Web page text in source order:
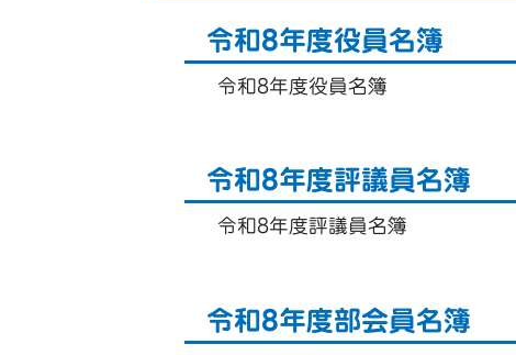
令和8年度役員名簿
令和8年度役員名簿
令和8年度評議員名簿
令和8年度評議員名簿
令和8年度部会員名簿